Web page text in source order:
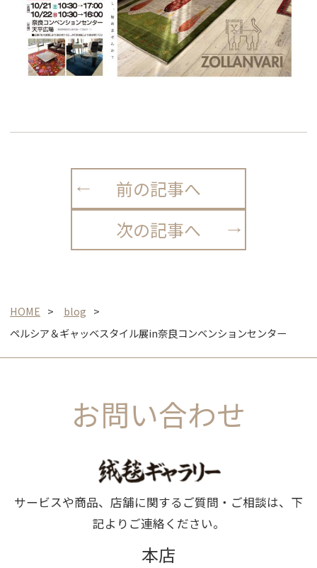
前の記事へ
次の記事へ
HOME
blog
ペルシア＆ギャッベスタイル展in奈良コンベンションセンター
お問い合わせ
サービスや商品、店舗に関するご質問・ご相談は、下
記よりご連絡ください。
本店